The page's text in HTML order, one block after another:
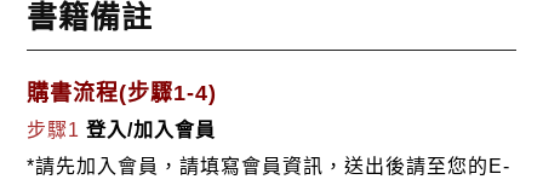
書籍備註
購書流程(步驟1-4)
步驟1登入/加入會員
*請先加入會員，請填寫會員資訊，送出後請至您的E-